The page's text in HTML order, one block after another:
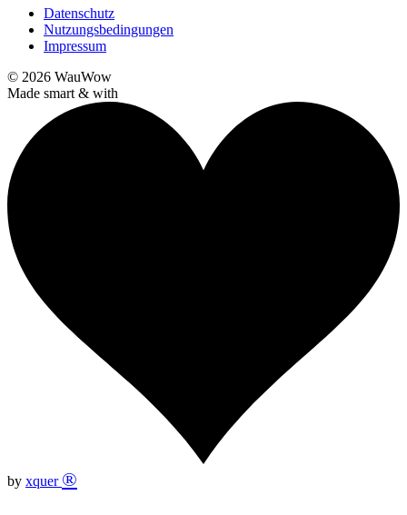
Datenschutz
Nutzungsbedingungen
Impressum
© 2026 WauWow
Made smart & with
by xquer ®